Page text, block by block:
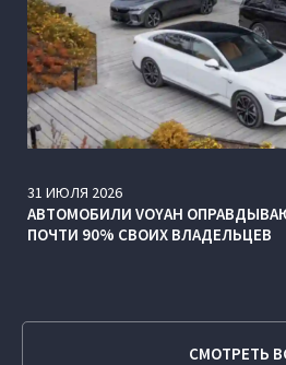
31 ИЮЛЯ 2026
АВТОМОБИЛИ VOYAH
ПОЧТИ 90% СВОИХ ВЛАДЕЛЬЦЕВ
СМОТРЕТЬ